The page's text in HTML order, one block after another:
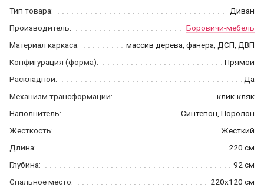
Тип товара:
Диван
Производитель:
Боровичи-мебель
Материал каркаса:
массив дерева, фанера, ДСП, ДВП
Конфигурация (форма):
Прямой
Раскладной:
Да
Механизм трансформации:
клик-кляк
Наполнитель:
Синтепон, Поролон
Жесткость:
Жесткий
Длина:
220 см
Глубина:
92 см
Спальное место:
220x120 см